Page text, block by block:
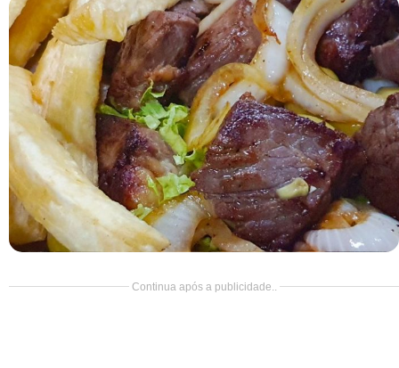
Doce
Pão
Salada
Almoço
Cocada
Continua após a publicidade..